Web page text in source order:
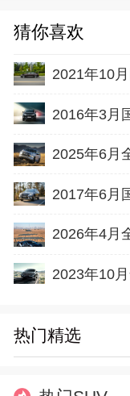
猜你喜欢
2021年10
2017年6月
热门精选